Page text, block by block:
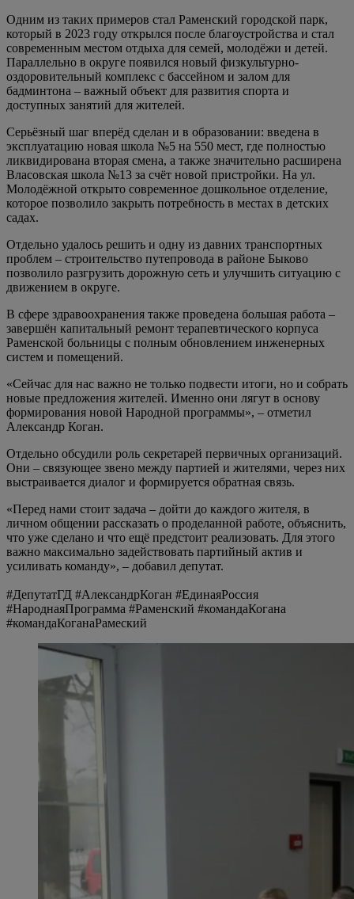
Одним из таких примеров стал Раменский городской парк,
который в 2023 году открылся после благоустройства и стал
современным местом отдыха для семей, молодёжи и детей.
Параллельно в округе появился новый физкультурно-
оздоровительный комплекс с бассейном и залом для
бадминтона – важный объект для развития спорта и
доступных занятий для жителей.
Серьёзный шаг вперёд сделан и в образовании: введена в
эксплуатацию новая школа №5 на 550 мест, где полностью
ликвидирована вторая смена, а также значительно расширена
Власовская школа №13 за счёт новой пристройки. На ул.
Молодёжной открыто современное дошкольное отделение,
которое позволило закрыть потребность в местах в детских
садах.
Отдельно удалось решить и одну из давних транспортных
проблем – строительство путепровода в районе Быково
позволило разгрузить дорожную сеть и улучшить ситуацию с
движением в округе.
В сфере здравоохранения также проведена большая работа –
завершён капитальный ремонт терапевтического корпуса
Раменской больницы с полным обновлением инженерных
систем и помещений.
«Сейчас для нас важно не только подвести итоги, но и собрать
новые предложения жителей. Именно они лягут в основу
формирования новой Народной программы», – отметил
Александр Коган.
Отдельно обсудили роль секретарей первичных организаций.
Они – связующее звено между партией и жителями, через них
выстраивается диалог и формируется обратная связь.
«Перед нами стоит задача – дойти до каждого жителя, в
личном общении рассказать о проделанной работе, объяснить,
что уже сделано и что ещё предстоит реализовать. Для этого
важно максимально задействовать партийный актив и
усиливать команду», – добавил депутат.
#ДепутатГД #АлександрКоган #ЕдинаяРоссия
#НароднаяПрограмма #Раменский #командаКогана
#командаКоганаРамеский